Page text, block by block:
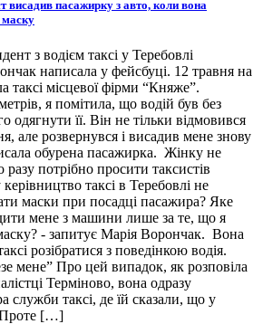
висадив пасажирку з авто, коли вона
маску
з водієм таксі у Теребовлі
написала у фейсбуці. 12 травня на
таксі місцевої фірми “Княже”.
я помітила, що водій був без
одягнути її. Він не тільки відмовився
але розвернувся і висадив мене знову
обурена пасажирка. Жінку не
потрібно просити таксистів
таксі в Теребовлі не
маски при посадці пасажира? Яке
мене з машини лише за те, що я
- запитує Марія Ворончак. Вона
розібратися з поведінкою водія.
мене” Про цей випадок, як розповіла
Терміново, вона одразу
служби таксі, де їй сказали, що у
Проте […]